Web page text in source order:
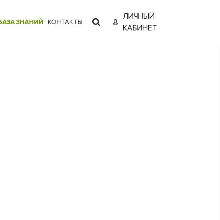
ЗНАНИЙ КОНТАКТЫ
ЛИЧНЫЙ
КАБИНЕТ